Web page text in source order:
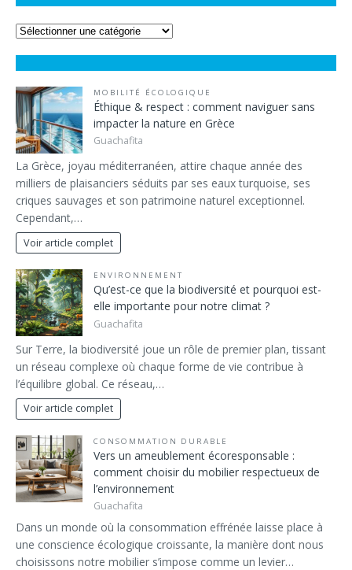
MOBILITÉ ÉCOLOGIQUE
Éthique & respect : comment naviguer sans
impacter la nature en Grèce
Guachafita
La Grèce, joyau méditerranéen, attire chaque année des
milliers de plaisanciers séduits par ses eaux turquoise, ses
criques sauvages et son patrimoine naturel exceptionnel.
Cependant,…
Voir article complet
ENVIRONNEMENT
Qu’est-ce que la biodiversité et pourquoi est-
elle importante pour notre climat ?
Guachafita
Sur Terre, la biodiversité joue un rôle de premier plan, tissant
un réseau complexe où chaque forme de vie contribue à
l’équilibre global. Ce réseau,…
Voir article complet
CONSOMMATION DURABLE
Vers un ameublement écoresponsable :
comment choisir du mobilier respectueux de
l’environnement
Guachafita
Dans un monde où la consommation effrénée laisse place à
une conscience écologique croissante, la manière dont nous
choisissons notre mobilier s’impose comme un levier…